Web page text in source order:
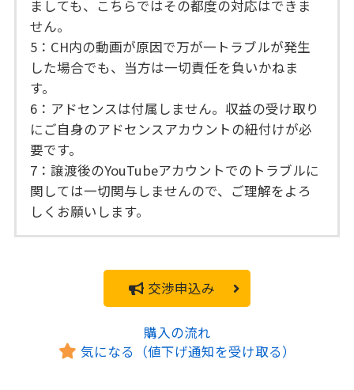
ましても、こちらではその都度の対応はできま
せん。
5：CH内の動画が原因で万が一トラブルが発生
した場合でも、当方は一切責任を負いかねま
す。
6：アドセンスは付属しません。収益の受け取り
にご自身のアドセンスアカウントの紐付けが必
要です。
7：譲渡後のYouTubeアカウントでのトラブルに
関しては一切関与しませんので、ご理解をよろ
しくお願いします。
交渉申込み
購入の流れ
気になる（値下げ通知を受け取る）